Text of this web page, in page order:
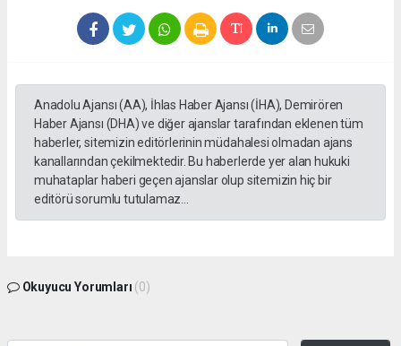
Anadolu Ajansı (AA), İhlas Haber Ajansı (İHA), Demirören
Haber Ajansı (DHA) ve diğer ajanslar tarafından eklenen tüm
haberler, sitemizin editörlerinin müdahalesi olmadan ajans
kanallarından çekilmektedir. Bu haberlerde yer alan hukuki
muhataplar haberi geçen ajanslar olup sitemizin hiç bir
editörü sorumlu tutulamaz...
Okuyucu Yorumları (0)